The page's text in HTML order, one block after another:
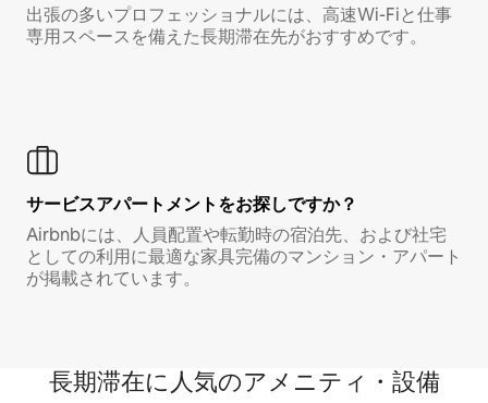
出張の多いプロフェッショナルには、高速Wi-Fiと仕事
専用スペースを備えた長期滞在先がおすすめです。
サービスアパートメントをお探しですか？
Airbnbには、人員配置や転勤時の宿泊先、および社宅
としての利用に最適な家具完備のマンション・アパート
が掲載されています。
長期滞在に人気のアメニティ・設備